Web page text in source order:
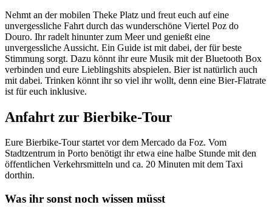
Nehmt an der mobilen Theke Platz und freut euch auf eine
unvergessliche Fahrt durch das wunderschöne Viertel Poz do
Douro. Ihr radelt hinunter zum Meer und genießt eine
unvergessliche Aussicht. Ein Guide ist mit dabei, der für beste
Stimmung sorgt. Dazu könnt ihr eure Musik mit der Bluetooth Box
verbinden und eure Lieblingshits abspielen. Bier ist natürlich auch
mit dabei. Trinken könnt ihr so viel ihr wollt, denn eine Bier-Flatrate
ist für euch inklusive.
Anfahrt zur Bierbike-Tour
Eure Bierbike-Tour startet vor dem Mercado da Foz. Vom
Stadtzentrum in Porto benötigt ihr etwa eine halbe Stunde mit den
öffentlichen Verkehrsmitteln und ca. 20 Minuten mit dem Taxi
dorthin.
Was ihr sonst noch wissen müsst